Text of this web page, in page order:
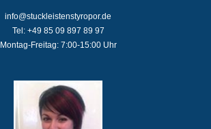
info@stuckleistenstyropor.de
Tel: +49 85 09 897 89 97
Montag-Freitag: 7:00-15:00 Uhr